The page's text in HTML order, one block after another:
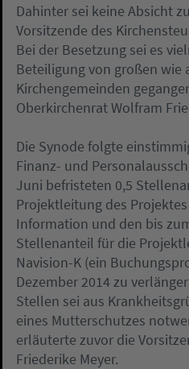
Dahinter sei keine Absicht
Vorsitzende des
Bei der Besetzung sei es
Beteiligung von großen wie
Kirchengemeinden
Oberkirchenrat Wolfram
Die Synode folgte
Finanz- und
Juni befristeten 0,5
Projektleitung des
Information und den bis
Stellenanteil für die
Navision-K (ein
Dezember 2014 zu
Stellen sei aus
eines Mutterschutzes
erläuterte zuvor die
Friederike Meyer.